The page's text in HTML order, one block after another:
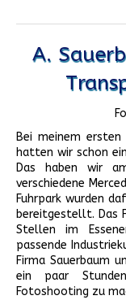
A.
Bei meinem ersten
hatten wir schon
Das haben wir
verschiedene
Fuhrpark wurden
bereitgestellt. Das
Stellen im
passende
Firma Sauerbaum
ein paar
Fotoshooting zu